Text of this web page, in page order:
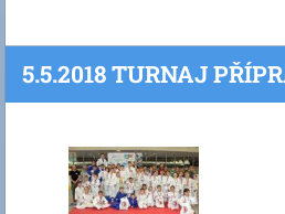
5.5.2018 TURNAJ